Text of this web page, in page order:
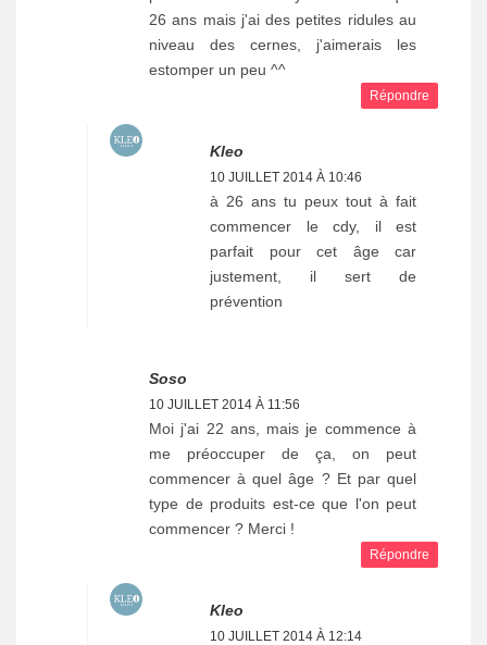
26 ans mais j'ai des petites ridules au
niveau des cernes, j'aimerais les
estomper un peu ^^
Répondre
Kleo
10 JUILLET 2014 À 10:46
à 26 ans tu peux tout à fait
commencer le cdy, il est
parfait pour cet âge car
justement, il sert de
prévention
Soso
10 JUILLET 2014 À 11:56
Moi j'ai 22 ans, mais je commence à
me préoccuper de ça, on peut
commencer à quel âge ? Et par quel
type de produits est-ce que l'on peut
commencer ? Merci !
Répondre
Kleo
10 JUILLET 2014 À 12:14